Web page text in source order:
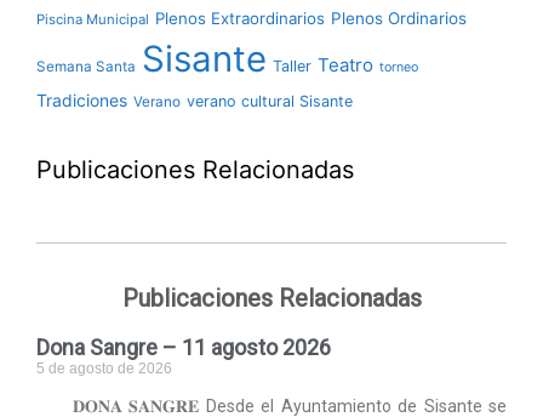
Piscina Municipal Plenos Extraordinarios Plenos Ordinarios
Semana Santa Sisante Taller Teatro torneo
Tradiciones Verano verano cultural Sisante
Publicaciones Relacionadas
Publicaciones Relacionadas
Dona Sangre – 11 agosto 2026
5 de agosto de 2026
𝐃𝐎𝐍𝐀 𝐒𝐀𝐍𝐆𝐑𝐄 Desde el Ayuntamiento de Sisante se